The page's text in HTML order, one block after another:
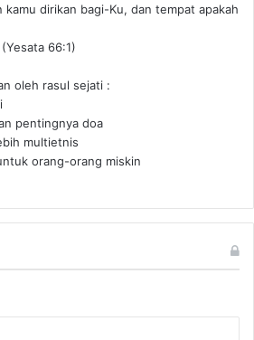
kamu dirikan bagi-Ku, dan tempat apakah
66:1)
oleh rasul sejati :
pentingnya doa
multietnis
orang-orang miskin